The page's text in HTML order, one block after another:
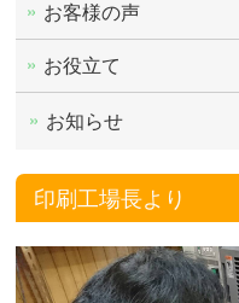
お客様の声
お役立て
お知らせ
印刷工場長より